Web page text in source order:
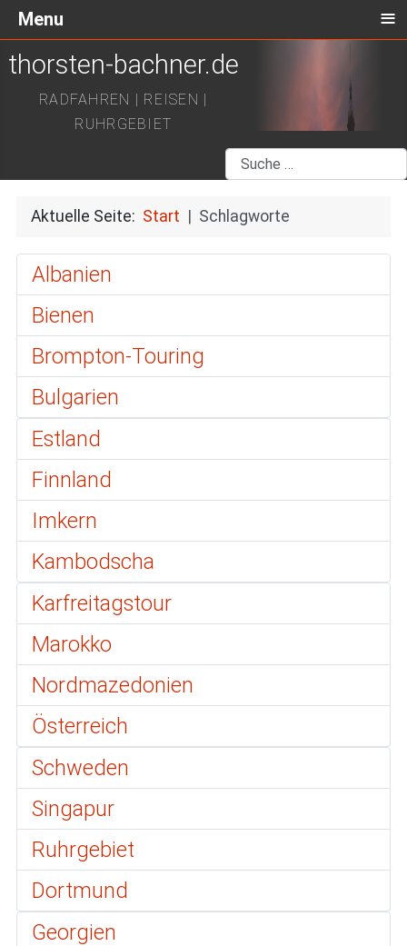
thorsten-bachner.de
RADFAHREN | REISEN |
RUHRGEBIET
Suchen
Aktuelle Seite: Start Schlagworte
Albanien
Bienen
Brompton-Touring
Bulgarien
Estland
Finnland
Imkern
Kambodscha
Karfreitagstour
Marokko
Nordmazedonien
Österreich
Schweden
Singapur
Ruhrgebiet
Dortmund
Georgien
Menu ≡